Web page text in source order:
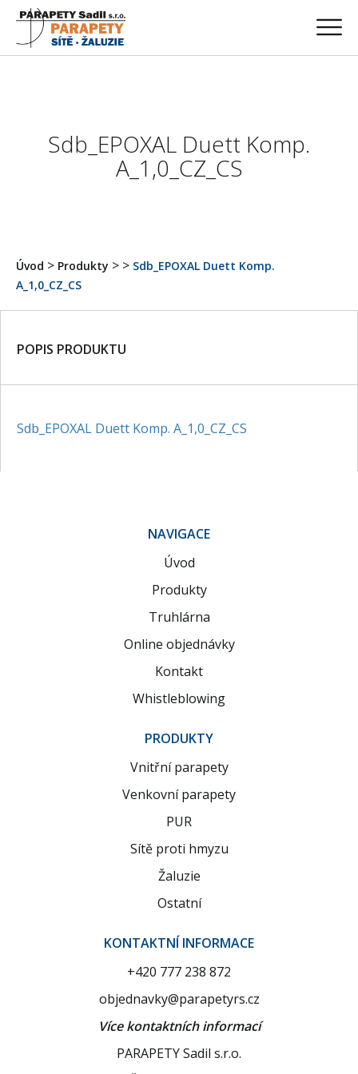
Sdb_EPOXAL Duett Komp.
A_1,0_CZ_CS
Úvod > Produkty > > Sdb_EPOXAL Duett Komp.
A_1,0_CZ_CS
POPIS PRODUKTU
Sdb_EPOXAL Duett Komp. A_1,0_CZ_CS
NAVIGACE
Úvod
Produkty
Truhlárna
Online objednávky
Kontakt
Whistleblowing
PRODUKTY
Vnitřní parapety
Venkovní parapety
PUR
Sítě proti hmyzu
Žaluzie
Ostatní
KONTAKTNÍ INFORMACE
+420 777 238 872
objednavky@parapetyrs.cz
Více kontaktních informací
PARAPETY Sadil s.r.o.